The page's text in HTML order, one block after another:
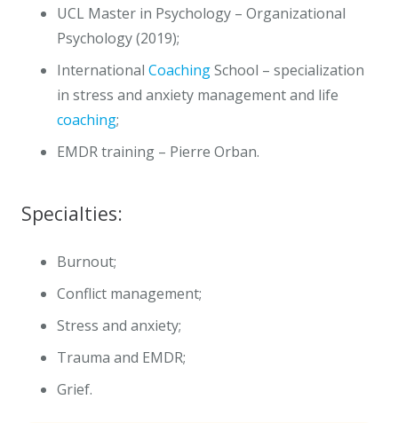
UCL Master in Psychology – Organizational
Psychology (2019);
International CoachingSchool – specialization
in stress and anxiety management and life
coaching;
EMDR training – Pierre Orban.
Specialties:
Burnout;
Conflict management;
Stress and anxiety;
Trauma and EMDR;
Grief.